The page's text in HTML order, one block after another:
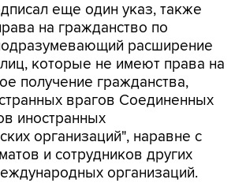
еще один указ, также
на гражданство по
расширение
которые не имеют права на
получение гражданства,
врагов Соединенных
иностранных
организаций", наравне с
и сотрудников других
организаций.